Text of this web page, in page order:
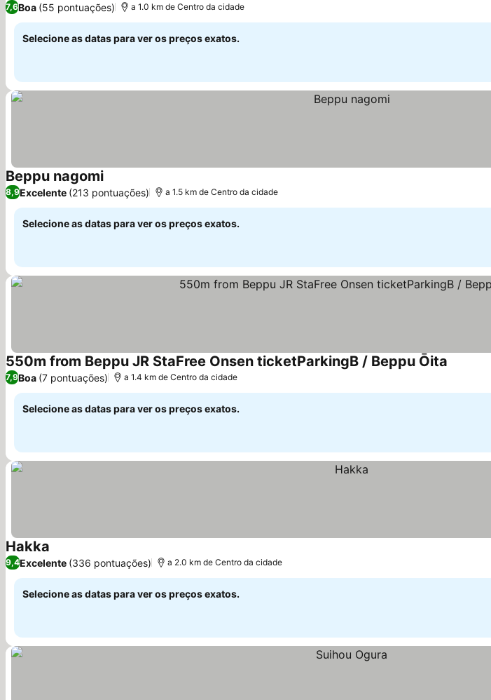
7,6Boa (55 pontuações) a 1.0 km de Centro da cidade
Selecione as datas para ver os preços exatos.
Beppu nagomi
8,9Excelente (213 pontuações) a 1.5 km de Centro da cidade
Selecione as datas para ver os preços exatos.
550m from Beppu JR StaFree Onsen ticketParkingB / Beppu Ōita
7,9Boa (7 pontuações) a 1.4 km de Centro da cidade
Selecione as datas para ver os preços exatos.
Hakka
9,4Excelente (336 pontuações) a 2.0 km de Centro da cidade
Selecione as datas para ver os preços exatos.